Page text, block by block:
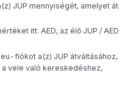
JUP mennyiségét, amelyet át
itt: AED, az élő JUP / AED
fiókot a(z) JUP átváltásához,
vele való kereskedéshez,